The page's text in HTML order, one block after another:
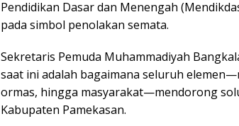
Pendidikan Dasar dan Menengah
pada simbol penolakan semata.
Sekretaris Pemuda Muhammadiyah
saat ini adalah bagaimana seluruh
ormas, hingga masyarakat—mendorong
Kabupaten Pamekasan.